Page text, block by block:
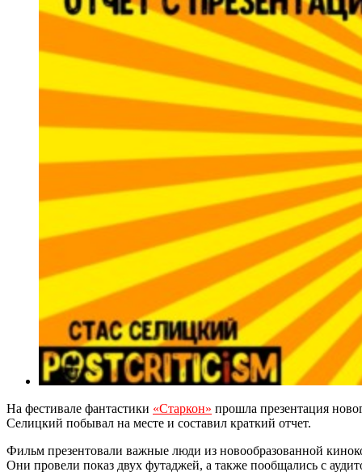
На фестивале фантастики «Старкон» прошла презентация
Селицкий побывал на месте и составил краткий отчет.
Фильм презентовали важные люди из новообразованной
Они провели показ двух футаджей, а также пообщались с